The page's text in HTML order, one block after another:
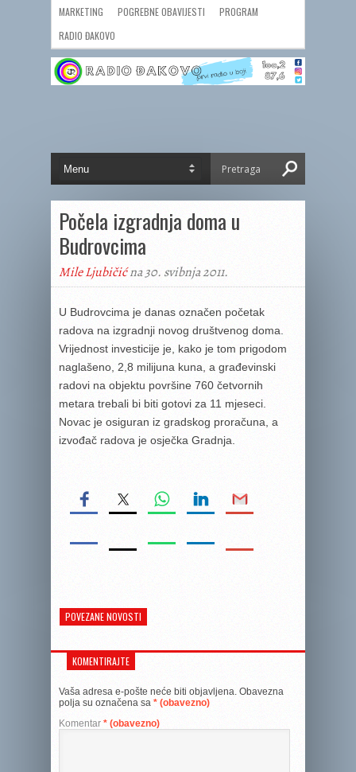
MARKETING POGREBNE OBAVIJESTI
PROGRAM
RADIO ĐAKOVO
Počela izgradnja doma u
Budrovcima
Mile Ljubičićna 30. svibnja 2011.
U Budrovcima je danas označen početak
radova na izgradnji novog društvenog doma.
Vrijednost investicije je, kako je tom prigodom
naglašeno, 2,8 milijuna kuna, a građevinski
radovi na objektu površine 760 četvornih
metara trebali bi biti gotovi za 11 mjeseci.
Novac je osiguran iz gradskog proračuna, a
izvođač radova je osječka Gradnja.
POVEZANE NOVOSTI
KOMENTIRAJTE
Vaša adresa e-pošte neće biti objavljena. Obavezna
polja su označena sa * (obavezno)
Komentar * (obavezno)